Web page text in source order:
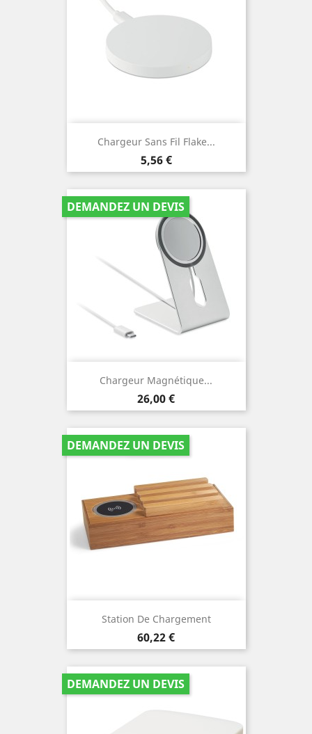
Chargeur Sans Fil Flake...
Prix
5,56 €
Chargeur Magnétique...
Prix
26,00 €
DEMANDEZ UN DEVIS
Station De Chargement
Prix
60,22 €
DEMANDEZ UN DEVIS
DEMANDEZ UN DEVIS